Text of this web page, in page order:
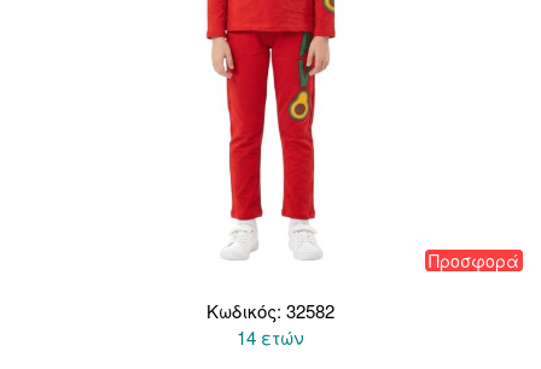
Προσφορά
Κωδικός: 32582
14 ετών